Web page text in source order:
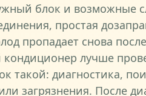
блок и возможные
простая
пропадает снова
лучше
такой: диагностика,
загрязнения. После